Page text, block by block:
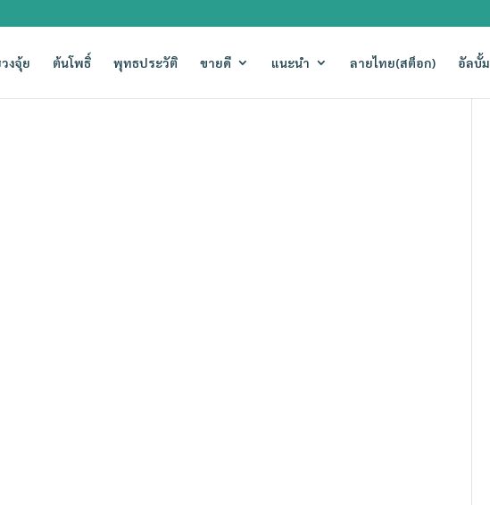
งจุ้ย ต้นโพธิ์ พุทธประวัติ ขายดี แนะนำ ลายไทย(สต็อก) อัลบั้ม